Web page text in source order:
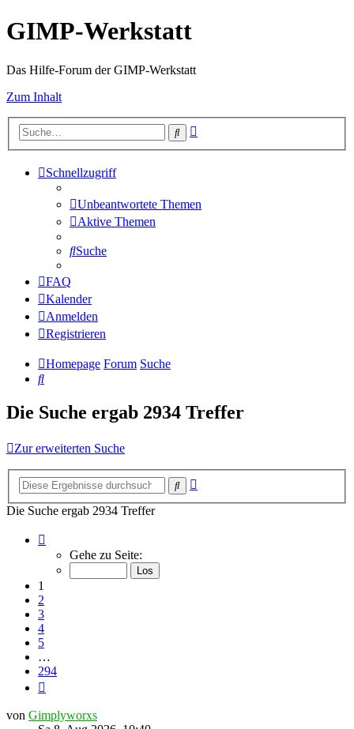
GIMP-Werkstatt
Das Hilfe-Forum der GIMP-Werkstatt
Zum Inhalt
Suche
Schnellzugriff
Unbeantwortete Themen
Aktive Themen
Suche
FAQ
Kalender
Anmelden
Registrieren
Homepage Forum Suche
Suche
Die Suche ergab 2934 Treffer
Zur erweiterten Suche
Suche
Die Suche ergab 2934 Treffer
von
Gehe zu Seite:
1
2
3
4
5
…
294
von Gimplyworxs